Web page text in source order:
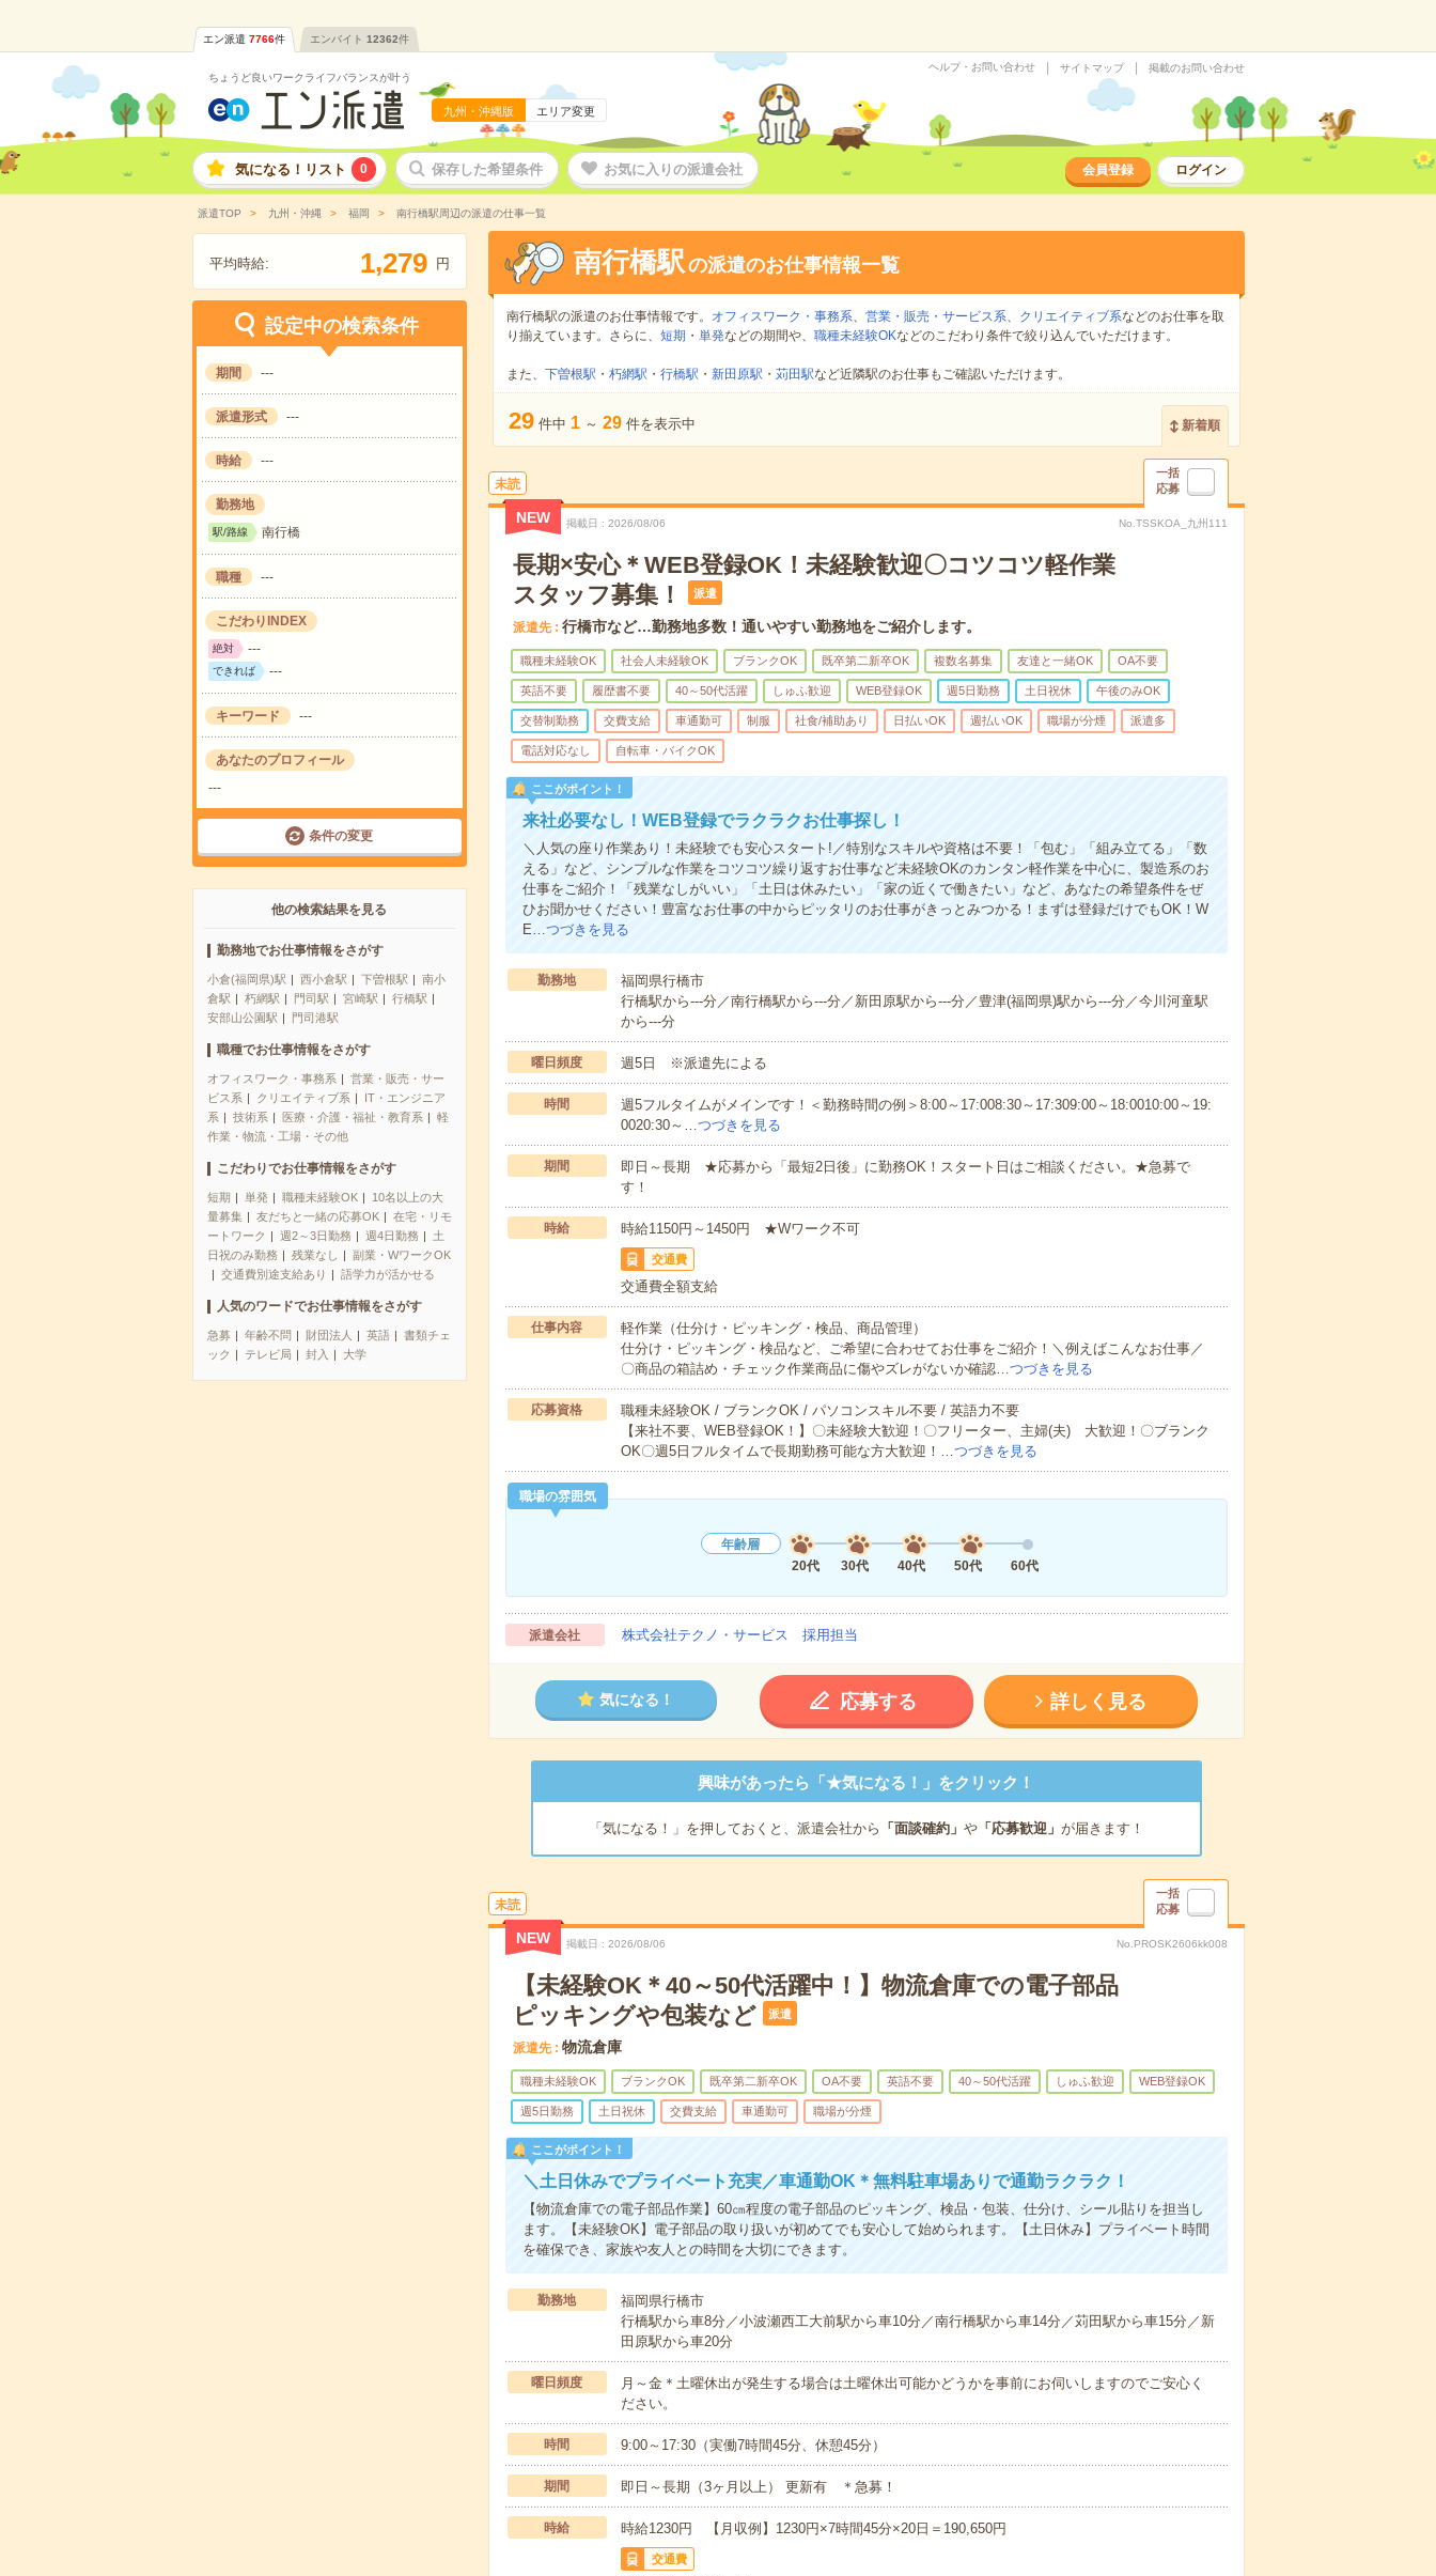
エン派遣 7766件 エンバイト 12362件
ちょうど良いワークライフバランスが叶う
九州・沖縄版 エリア変更
ヘルプ・お問い合わせ サイトマップ 掲載のお問い合わせ
気になる！リスト 0 保存した希望条件 お気に入りの派遣会社 会員登録 ログイン
派遣TOP 九州・沖縄 福岡 南行橋駅周辺の派遣の仕事一覧
平均時給: 1,279 円
設定中の検索条件
期間 ---
派遣形式 ---
時給 ---
勤務地
駅/路線 南行橋
職種 ---
こだわりINDEX
絶対 ---
できれば ---
キーワード ---
あなたのプロフィール
---
条件の変更
他の検索結果を見る
勤務地でお仕事情報をさがす
小倉(福岡県)駅 西小倉駅 下曽根駅
南小
倉駅
朽網駅 門司駅 宮崎駅
行橋駅
安部山公園駅
門司港駅
職種でお仕事情報をさがす
オフィスワーク・事務系
営業・販売・サー
ビス系
クリエイティブ系
IT・エンジニア
系
技術系 医療・介護・福祉・教育系
軽
作業・物流・工場・その他
こだわりでお仕事情報をさがす
短期 単発 職種未経験OK
10名以上の大
量募集
友だちと一緒の応募OK
在宅・リモ
ートワーク
週2～3日勤務 週4日勤務
土
日祝のみ勤務
残業なし
副業・WワークOK
交通費別途支給あり
語学力が活かせる
人気のワードでお仕事情報をさがす
急募 年齢不問 財団法人 英語
書類チェ
ック
テレビ局 封入 大学
南行橋駅の派遣のお仕事情報一覧
南行橋駅の派遣のお仕事情報です。 オフィスワーク・事務系、 営業・販売・サービス系、 クリエイティブ系などのお仕事を取
り揃えています。さらに、 短期 ・ 単発などの期間や、 職種未経験OKなどのこだわり条件で絞り込んでいただけます。
また、 下曽根駅 ・ 朽網駅 ・ 行橋駅 ・ 新田原駅 ・ 苅田駅など近隣駅のお仕事もご確認いただけます。
29 件中 1 ～ 29 件を表示中 新着順
未読
一括
応募
NEW 掲載日 2026/08/06 No.TSSKOA_九州111
長期×安心＊WEB登録OK！未経験歓迎〇コツコツ軽作業
スタッフ募集！
派遣
派遣先 行橋市など…勤務地多数！通いやすい勤務地をご紹介します。
職種未経験OK 社会人未経験OK ブランクOK 既卒第二新卒OK 複数名募集 友達と一緒OK OA不要
英語不要 履歴書不要 40～50代活躍 しゅふ歓迎 WEB登録OK 週5日勤務 土日祝休 午後のみOK
交替制勤務 交費支給 車通勤可 制服 社食/補助あり 日払いOK 週払いOK 職場が分煙 派遣多
電話対応なし 自転車・バイクOK
ここがポイント！
来社必要なし！WEB登録でラクラクお仕事探し！
＼人気の座り作業あり！未経験でも安心スタート!／特別なスキルや資格は不要！「包む」「組み立てる」「数
える」など、シンプルな作業をコツコツ繰り返すお仕事など未経験OKのカンタン軽作業を中心に、製造系のお
仕事をご紹介！「残業なしがいい」「土日は休みたい」「家の近くで働きたい」など、あなたの希望条件をぜ
ひお聞かせください！豊富なお仕事の中からピッタリのお仕事がきっとみつかる！まずは登録だけでもOK！W
E…つづきを見る
勤務地
福岡県行橋市
行橋駅から---分／南行橋駅から---分／新田原駅から---分／豊津(福岡県)駅から---分／今川河童駅
から---分
曜日頻度 週5日 ※派遣先による
時間
週5フルタイムがメインです！＜勤務時間の例＞8:00～17:008:30～17:309:00～18:0010:00～19:
0020:30～…つづきを見る
期間
即日～長期 ★応募から「最短2日後」に勤務OK！スタート日はご相談ください。★急募で
す！
時給 時給1150円～1450円 ★Wワーク不可
交通費
交通費全額支給
仕事内容
軽作業（仕分け・ピッキング・検品、商品管理）
仕分け・ピッキング・検品など、ご希望に合わせてお仕事をご紹介！＼例えばこんなお仕事／
〇商品の箱詰め・チェック作業商品に傷やズレがないか確認…つづきを見る
応募資格
職種未経験OK / ブランクOK / パソコンスキル不要 / 英語力不要
【来社不要、WEB登録OK！】〇未経験大歓迎！〇フリーター、主婦(夫) 大歓迎！〇ブランク
OK〇週5日フルタイムで長期勤務可能な方大歓迎！…つづきを見る
職場の雰囲気
年齢層
20代
30代 40代 50代 60代
派遣会社 株式会社テクノ・サービス 採用担当
気になる！ 応募する 詳しく見る
興味があったら「★気になる！」をクリック！
「気になる！」を押しておくと、派遣会社から 「面談確約」 や「応募歓迎」 が届きます！
未読
一括
応募
NEW 掲載日 2026/08/06 No.PROSK2606kk008
【未経験OK＊40～50代活躍中！】物流倉庫での電子部品
ピッキングや包装など
派遣
派遣先 物流倉庫
職種未経験OK ブランクOK 既卒第二新卒OK OA不要 英語不要 40～50代活躍 しゅふ歓迎 WEB登録OK
週5日勤務 土日祝休 交費支給 車通勤可 職場が分煙
ここがポイント！
＼土日休みでプライベート充実／車通勤OK＊無料駐車場ありで通勤ラクラク！
【物流倉庫での電子部品作業】60㎝程度の電子部品のピッキング、検品・包装、仕分け、シール貼りを担当し
ます。【未経験OK】電子部品の取り扱いが初めてでも安心して始められます。【土日休み】プライベート時間
を確保でき、家族や友人との時間を大切にできます。
勤務地
福岡県行橋市
行橋駅から車8分／小波瀬西工大前駅から車10分／南行橋駅から車14分／苅田駅から車15分／新
田原駅から車20分
曜日頻度
月～金＊土曜休出が発生する場合は土曜休出可能かどうかを事前にお伺いしますのでご安心く
ださい。
時間 9:00～17:30（実働7時間45分、休憩45分）
期間 即日～長期（3ヶ月以上） 更新有 ＊急募！
時給 時給1230円 【月収例】1230円×7時間45分×20日＝190,650円
交通費